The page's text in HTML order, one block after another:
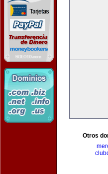
Otros